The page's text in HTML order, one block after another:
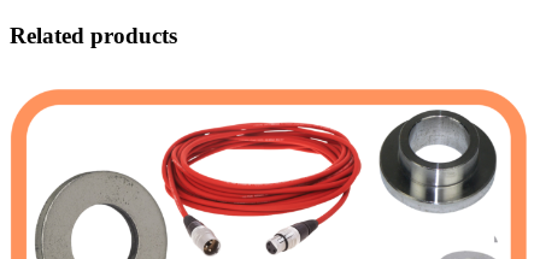
Related products